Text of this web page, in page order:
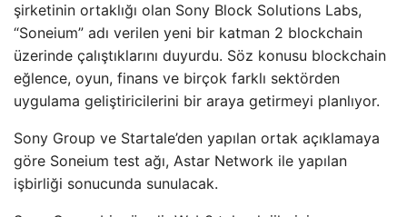
şirketinin ortaklığı olan Sony Block Solutions Labs,
“Soneium” adı verilen yeni bir katman 2 blockchain
üzerinde çalıştıklarını duyurdu. Söz konusu blockchain
eğlence, oyun, finans ve birçok farklı sektörden
uygulama geliştiricilerini bir araya getirmeyi planlıyor.
Sony Group ve Startale’den yapılan ortak açıklamaya
göre Soneium test ağı, Astar Network ile yapılan
işbirliği sonucunda sunulacak.